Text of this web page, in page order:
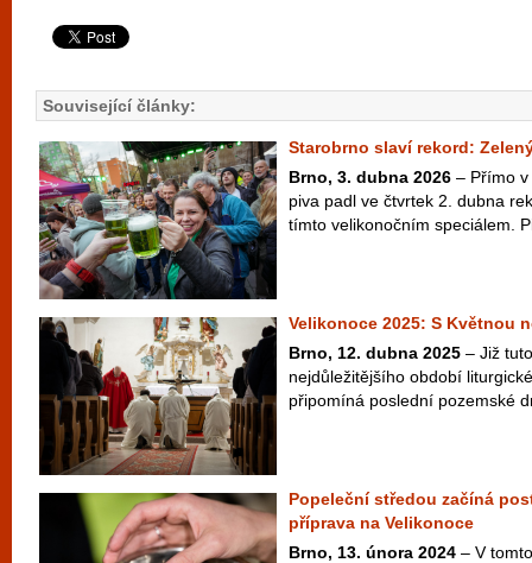
Související články:
Starobrno slaví rekord:
Brno, 3. dubna 2026 – Přímo
piva padl ve čtvrtek 2. dubna
tímto velikonočním speciálem.
Velikonoce 2025: S Květnou
Brno, 12. dubna 2025 – Již
nejdůležitějšího období
připomíná poslední pozemské
Popeleční středou začíná
příprava na Velikonoce
Brno, 13. února 2024 – V